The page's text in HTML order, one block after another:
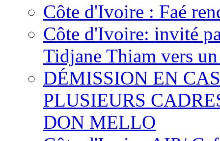
Côte d'Ivoire : Faé
Côte d'Ivoire: invité
Tidjane Thiam vers
DÉMISSION EN
PLUSIEURS
DON MELLO